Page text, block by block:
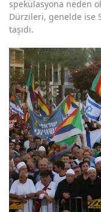
spekülasyona neden
Dürzileri, genelde ise
taşıdı.